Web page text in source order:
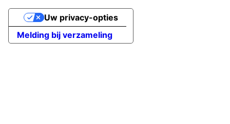
Melding bij verzameling
Uw privacy-opties